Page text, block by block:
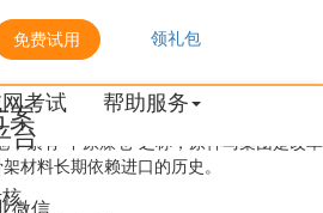
免费试用 领礼包
台
微信
案考试 帮助服务
素有“中原煤仓”之称；原神马集团是改革
材料长期依赖进口的历史。